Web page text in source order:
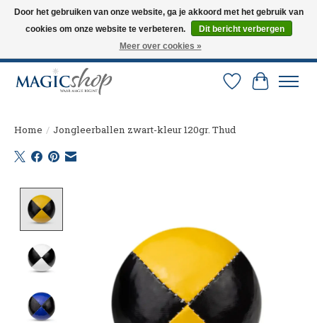
Altijd de nieuwste trucs op voorraad. Snelle verzending via PostNL en DHL.
Langskomen in onze winkel? Bel of mail om een afspraak te maken. 0251-
Verlanglijst
Home / Jongleerballen zwart-kleur 120gr. Thud
Door het gebruiken van onze website, ga je akkoord met het gebruik van
cookies om onze website te verbeteren.
Dit bericht verbergen
Meer over cookies »